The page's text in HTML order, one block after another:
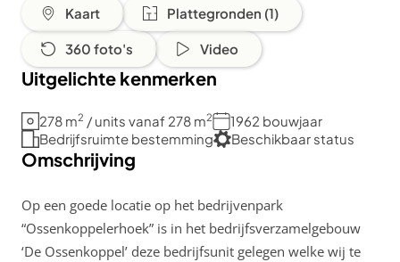
Kaart Plattegronden (1)
360 foto's Video
Uitgelichte kenmerken
278 m2 / units vanaf 278 m2
1962 bouwjaar
Bedrijfsruimte bestemming
Beschikbaar status
Omschrijving
Op een goede locatie op het bedrijvenpark
“Ossenkoppelerhoek” is in het bedrijfsverzamelgebouw
‘De Ossenkoppel’ deze bedrijfsunit gelegen welke wij te